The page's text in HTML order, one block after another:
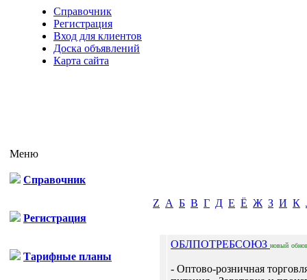
Справочник
Регистрация
Вход для клиентов
Доска объявлений
Карта сайта
Меню
Справочник
Регистрация
Тарифные планы
Z А Б В Г Д Е Ё Ж З И К
ОБЛПОТРЕБСОЮЗ новый
- Оптово-розничная